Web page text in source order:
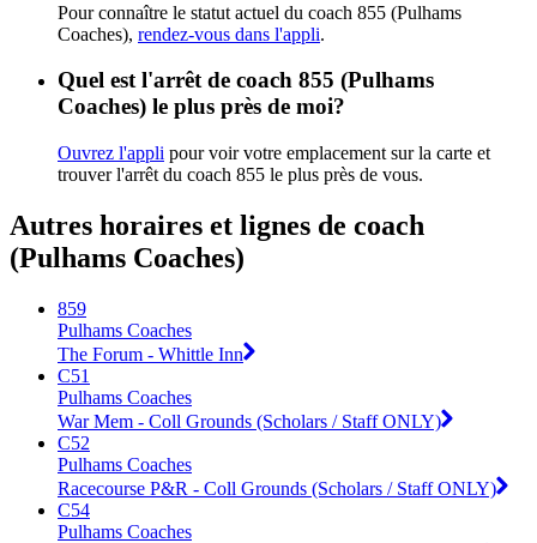
Pour connaître le statut actuel du coach 855 (Pulhams
Coaches), rendez-vous dans l'appli.
Quel est l'arrêt de coach 855 (Pulhams
Coaches) le plus près de moi?
Ouvrez l'appli pour voir votre emplacement sur la carte et
trouver l'arrêt du coach 855 le plus près de vous.
Autres horaires et lignes de coach
(Pulhams Coaches)
859
Pulhams Coaches
The Forum - Whittle Inn
C51
Pulhams Coaches
War Mem - Coll Grounds (Scholars / Staff ONLY)
C52
Pulhams Coaches
Racecourse P&R - Coll Grounds (Scholars / Staff ONLY)
C54
Pulhams Coaches